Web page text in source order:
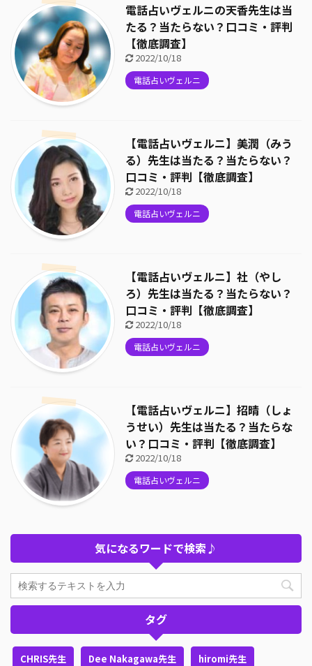
電話占いヴェルニの天香先生は当
たる？当たらない？口コミ・評判
【徹底調査】
2022/10/18
電話占いヴェルニ
【電話占いヴェルニ】美潤（みう
る）先生は当たる？当たらない？
口コミ・評判【徹底調査】
2022/10/18
電話占いヴェルニ
【電話占いヴェルニ】社（やし
ろ）先生は当たる？当たらない？
口コミ・評判【徹底調査】
2022/10/18
電話占いヴェルニ
【電話占いヴェルニ】招晴（しょ
うせい）先生は当たる？当たらな
い？口コミ・評判【徹底調査】
2022/10/18
電話占いヴェルニ
気になるワードで検索♪
タグ
CHRIS先生 Dee Nakagawa先生 hiromi先生